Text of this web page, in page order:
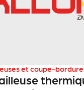
et coupe-